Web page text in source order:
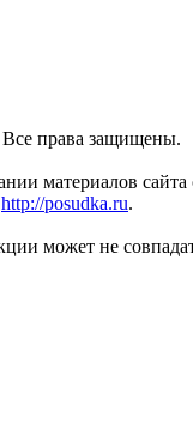
права защищены.
материалов сайта
http://posudka.ru.
может не